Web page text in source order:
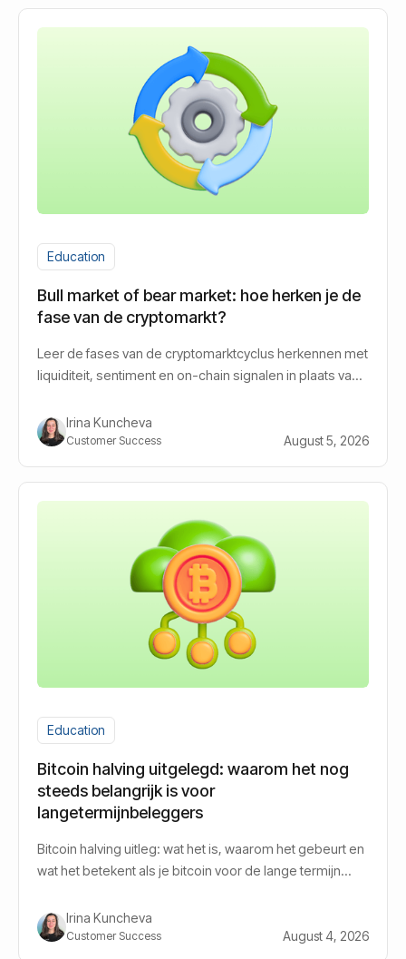
Education
Bull market of bear market: hoe herken je de
fase van de cryptomarkt?
Leer de fases van de cryptomarktcyclus herkennen met
liquiditeit, sentiment en on-chain signalen in plaats van
Irina Kuncheva
Customer Success August 5, 2026
Education
Bitcoin halving uitgelegd: waarom het nog
steeds belangrijk is voor
langetermijnbeleggers
Bitcoin halving uitleg: wat het is, waarom het gebeurt en
wat het betekent als je bitcoin voor de lange termijn
Irina Kuncheva
Customer Success August 4, 2026